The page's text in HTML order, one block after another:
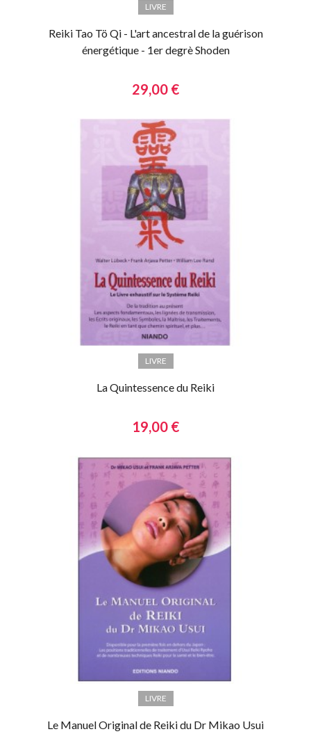
LIVRE
Reiki Tao Tö Qi - L'art ancestral de la guérison
énergétique - 1er degrè Shoden
29,00 €
LIVRE
La Quintessence du Reiki
19,00 €
LIVRE
Le Manuel Original de Reiki du Dr Mikao Usui